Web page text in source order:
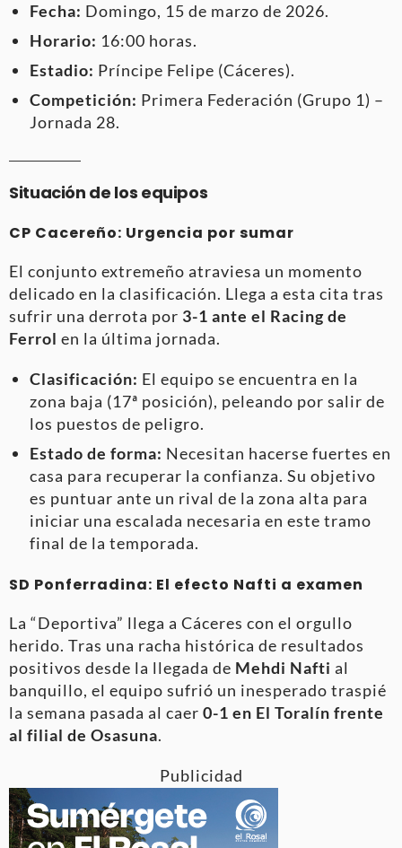
Fecha: Domingo, 15 de marzo de 2026.
Horario: 16:00 horas.
Estadio: Príncipe Felipe (Cáceres).
Competición: Primera Federación (Grupo 1) –
Jornada 28.
Situación de los equipos
CP Cacereño: Urgencia por sumar
El conjunto extremeño atraviesa un momento
delicado en la clasificación. Llega a esta cita tras
sufrir una derrota por 3-1 ante el Racing de
Ferrol en la última jornada.
Clasificación: El equipo se encuentra en la
zona baja (17ª posición), peleando por salir de
los puestos de peligro.
Estado de forma: Necesitan hacerse fuertes en
casa para recuperar la confianza. Su objetivo
es puntuar ante un rival de la zona alta para
iniciar una escalada necesaria en este tramo
final de la temporada.
SD Ponferradina: El efecto Nafti a examen
La “Deportiva” llega a Cáceres con el orgullo
herido. Tras una racha histórica de resultados
positivos desde la llegada de Mehdi Nafti al
banquillo, el equipo sufrió un inesperado traspié
la semana pasada al caer 0-1 en El Toralín frente
al filial de Osasuna.
Publicidad